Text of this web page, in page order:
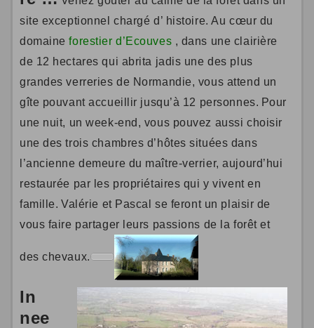
site exceptionnel chargé d’ histoire. Au cœur du
domaine forestier d’Ecouves , dans une clairière
de 12 hectares qui abrita jadis une des plus
grandes verreries de Normandie, vous attend un
gîte pouvant accueillir jusqu’à 12 personnes. Pour
une nuit, un week-end, vous pouvez aussi choisir
une des trois chambres d’hôtes situées dans
l’ancienne demeure du maître-verrier, aujourd’hui
restaurée par les propriétaires qui y vivent en
famille. Valérie et Pascal se feront un plaisir de
vous faire partager leurs passions de la forêt et
des chevaux.
In
nee